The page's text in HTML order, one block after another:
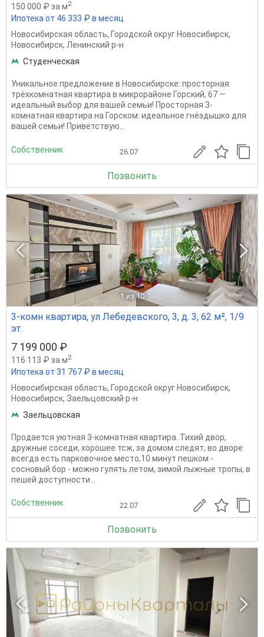
150 000 ₽ за м2
Ипотека от 46 333 ₽ в месяц
Новосибирская область, Городской округ Новосибирск,
Новосибирск, Ленинский р-н
Студенческая
Уникальное предложение в Новосибирске: просторная
трёхкомнатная квартира в микрорайоне Горский, 67 —
идеальный выбор для вашей семьи! Просторная 3-
комнатная квартира на Горском: идеальное гнёздышко для
вашей семьи! Приветствую...
Собственник 26.07
Позвонить
1 из 10
3-комн квартира, ул Лебедевского, 3, д. 3, 62 м², 1/9
эт.
7 199 000 ₽
116 113 ₽ за м2
Ипотека от 31 767 ₽ в месяц
Новосибирская область, Городской округ Новосибирск,
Новосибирск, Заельцовский р-н
Заельцовская
Продается уютная 3-комнатная квартира. Тихий двор,
дружные соседи, хорошее тсж, за домом следят, во дворе
всегда есть парковочное место,10 минут пешком -
сосновый бор - можно гулять летом, зимой лыжные тропы, в
пешей доступности...
Собственник 22.07
Позвонить